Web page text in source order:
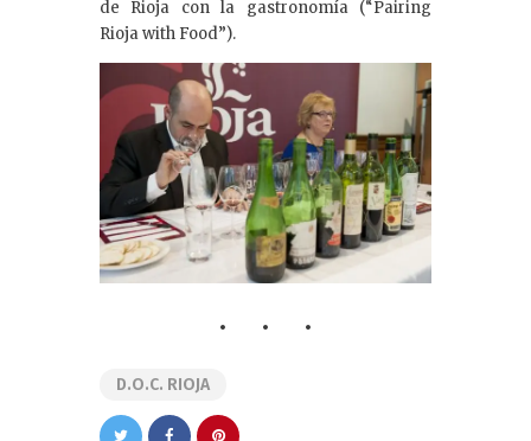
de Rioja con la gastronomía (“Pairing
Rioja with Food”).
D.O.C. RIOJA